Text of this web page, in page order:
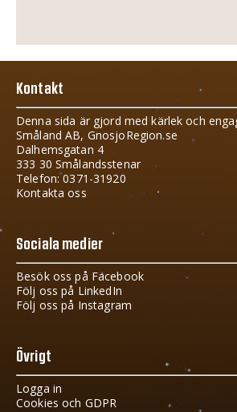
Kontakt
Denna sida är gjord med kärlek och
Småland AB, GnosjoRegion.se
Dalhemsgatan 4
333 30 Smålandsstenar
Telefon: 0371-31920
Kontakta oss
Sociala medier
Besök oss på Facebook
Följ oss på LinkedIn
Följ oss på Instagram
Övrigt
Logga in
Cookies och GDPR